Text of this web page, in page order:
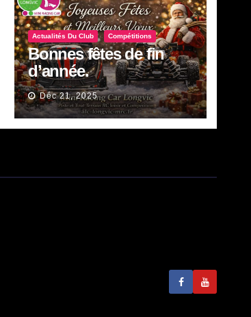
Actualités Du Club Compétitions
Bonnes fêtes de fin
d’année.
Déc 21, 2025